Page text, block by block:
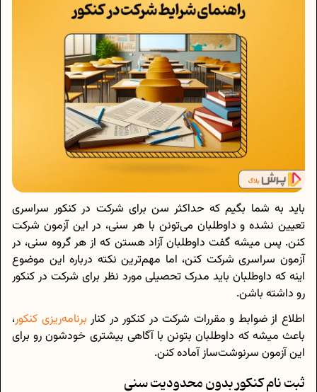
باید به شما بگیم که حداکثر سن برای شرکت در کنکور سراسری
تعیین نشده و داوطلبان می‌تونن با هر سنی، در این آزمون شرکت
کنن. پس میشه گفت داوطلبان آزاد هستن که از هر گروه سنی، در
آزمون سراسری شرکت کنن، اما مهم‌ترین نکته درباره این موضوع
اینه که داوطلبان باید مدرک تحصیلی مورد نظر برای شرکت در کنکور
رو داشته باشن.
اطلاع از ضوابط و مقررات شرکت در کنکور در کنار برنامه‌ریزی کنکور،
باعث میشه که داوطلبان بتونن با آگاهی بیشتری خود‌شون رو برای
این آزمون سرنوشت‌ساز آماده کنن.
ثبت نام کنکور بدون محدودیت سنی